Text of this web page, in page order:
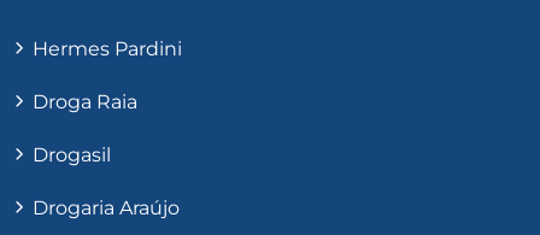
Hermes Pardini
Droga Raia
Drogasil
Drogaria Araújo